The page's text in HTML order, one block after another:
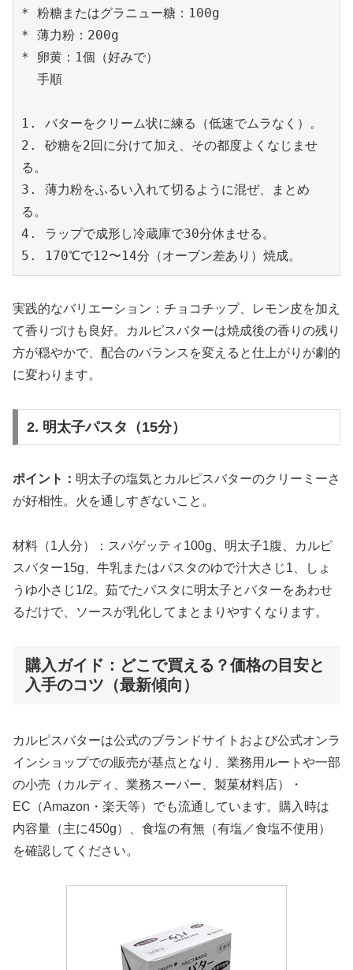
* 粉糖またはグラニュー糖：100g
* 薄力粉：200g
* 卵黄：1個（好みで）
  手順
1. バターをクリーム状に練る（低速でムラなく）。
2. 砂糖を2回に分けて加え、その都度よくなじませ
る。
3. 薄力粉をふるい入れて切るように混ぜ、まとめ
る。
4. ラップで成形し冷蔵庫で30分休ませる。
5. 170℃で12〜14分（オーブン差あり）焼成。
実践的なバリエーション：チョコチップ、レモン皮を加え
て香りづけも良好。カルピスバターは焼成後の香りの残り
方が穏やかで、配合のバランスを変えると仕上がりが劇的
に変わります。
2. 明太子パスタ（15分）
ポイント： 明太子の塩気とカルピスバターのクリーミーさ
が好相性。火を通しすぎないこと。
材料（1人分）：スパゲッティ100g、明太子1腹、カルピ
スバター15g、牛乳またはパスタのゆで汁大さじ1、しょ
うゆ小さじ1/2。茹でたパスタに明太子とバターをあわせ
るだけで、ソースが乳化してまとまりやすくなります。
購入ガイド：どこで買える？価格の目安と
入手のコツ（最新傾向）
カルピスバターは公式のブランドサイトおよび公式オンラ
インショップでの販売が基点となり、業務用ルートや一部
の小売（カルディ、業務スーパー、製菓材料店）・
EC（Amazon・楽天等）でも流通しています。購入時は
内容量（主に450g）、食塩の有無（有塩／食塩不使用）
を確認してください。